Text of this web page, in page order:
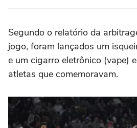
Segundo o relatório da
jogo, foram lançados um
e um cigarro eletrônico (vape)
atletas que comemoravam.